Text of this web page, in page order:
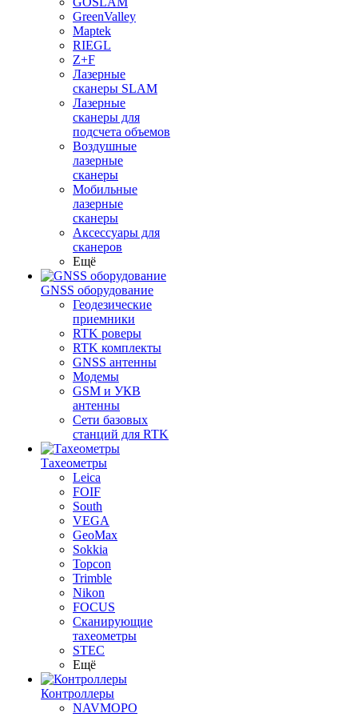
GreenValley
Maptek
RIEGL
Z+F
Лазерные
сканеры SLAM
Лазерные
сканеры для
подсчета объемов
Воздушные
лазерные
сканеры
Мобильные
лазерные
сканеры
Аксессуары для
сканеров
Ещё
GNSS оборудование
Геодезические
приемники
RTK роверы
RTK комплекты
GNSS антенны
Модемы
GSM и УКВ
антенны
Сети базовых
станций для RTK
Тахеометры
Leica
FOIF
South
VEGA
GeoMax
Sokkia
Topcon
Trimble
Nikon
FOCUS
Сканирующие
тахеометры
STEC
Ещё
Контроллеры
NAVMOPO